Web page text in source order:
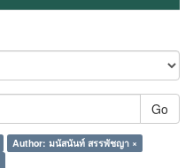
Go
Author: มนัสนันท์ สรรพัชญา ×